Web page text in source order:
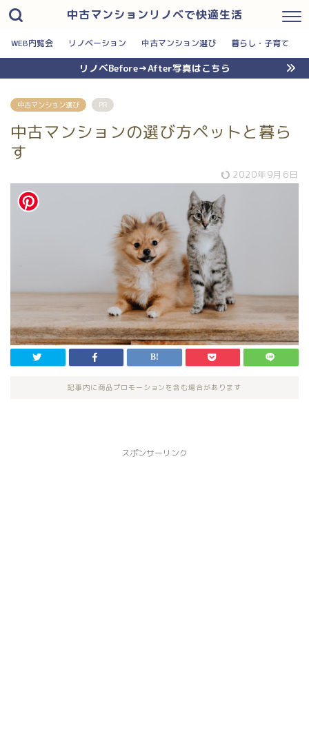
中古マンションリノベで快適生活
WEB内覧会 リノベーション 中古マンション選び 暮らし・子育て
リノベBefore→After写真はこちら
中古マンション選び PR
中古マンションの選び方ペットと暮ら
す
2020年9月6日
記事内に商品プロモーションを含む場合があります
スポンサーリンク